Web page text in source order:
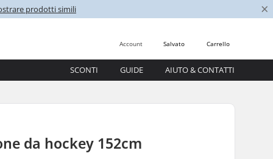
prodotti simili ×
Carrello
Salvato
Account
SCONTI GUIDE AIUTO & CONTATTI
da hockey 152cm